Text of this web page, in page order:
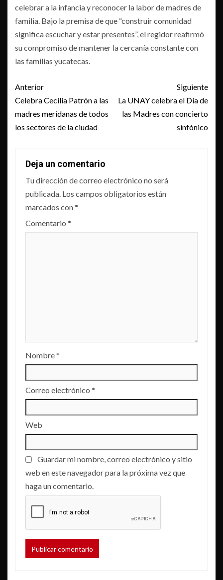
celebrar a la infancia y reconocer la labor de madres de
familia. Bajo la premisa de que “construir comunidad
significa escuchar y estar presentes”, el regidor reafirmó
su compromiso de mantener la cercanía constante con
las familias yucatecas.
Post
navigation
Anterior
Celebra Cecilia Patrón a las
madres meridanas de todos
los sectores de la ciudad
Siguiente
La UNAY celebra el Día de
las Madres con concierto
sinfónico
Deja un comentario
Tu dirección de correo electrónico no será
publicada. Los campos obligatorios están
marcados con*
Comentario *
Nombre*
Correo electrónico *
Web
Guardar mi nombre, correo electrónico y sitio
web en este navegador para la próxima vez que
haga un comentario.